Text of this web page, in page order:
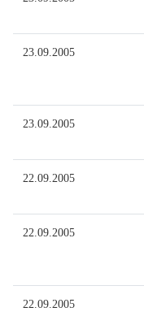
23.09.2005
23.09.2005
22.09.2005
22.09.2005
22.09.2005